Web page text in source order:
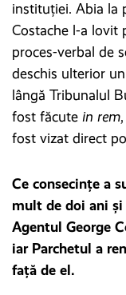
instituției. Abia la
Costache l-a lovit
proces-verbal de
deschis ulterior
lângă Tribunalul
fost făcute in rem
fost vizat direct
Ce consecințe a
mult de doi ani și
Agentul George
iar Parchetul a
față de el.